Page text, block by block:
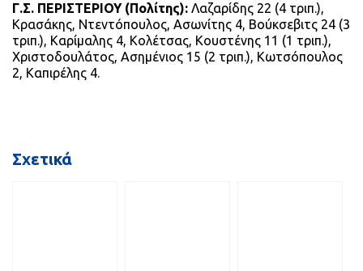
Γ.Σ. ΠΕΡΙΣΤΕΡΙΟΥ (Πολίτης): Λαζαρίδης 22 (4 τριπ.),
Κρασάκης, Ντεντόπουλος, Ασωνίτης 4, Βούκσεβιτς 24 (3
τριπ.), Καρίμαλης 4, Κολέτσας, Κουστένης 11 (1 τριπ.),
Χριστοδουλάτος, Ασημένιος 15 (2 τριπ.), Κωτσόπουλος
2, Καπιρέλης 4.
Σχετικά